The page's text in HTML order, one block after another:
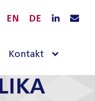
EN DE
Kontakt